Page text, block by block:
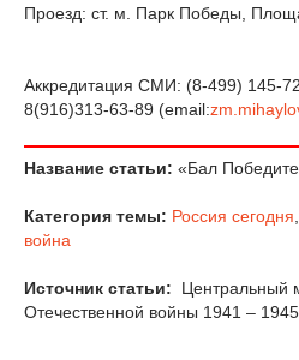
Проезд: ст. м. Парк Победы,
Аккредитация СМИ: (8-499) 145-
8(916)313-63-89 (email:
Название статьи: «Бал
Категория темы: Россия сегодня
война
Источник статьи:
Центральный
Отечественной войны 1941 – 1945